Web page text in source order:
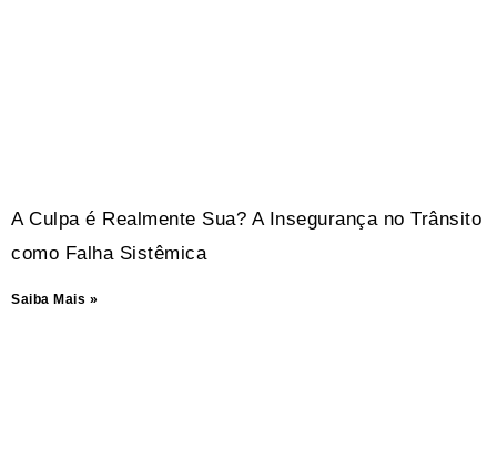
A Culpa é Realmente Sua? A Insegurança no Trânsito
como Falha Sistêmica
Saiba Mais »